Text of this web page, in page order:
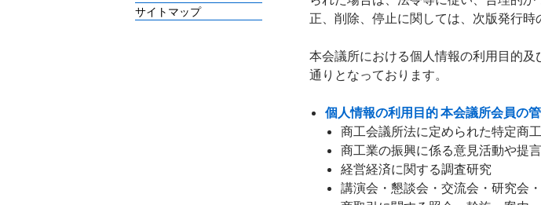
正、削除、停止に関しては、次版発行時
本会議所における個人情報の利用目的
通りとなっております。
個人情報の利用目的 本会議所会員の
商工会議所法に定められた特定商
商工業の振興に係る意見活動や提
経営経済に関する調査研究
講演会・懇談会・交流会・研究会
サイトマップ